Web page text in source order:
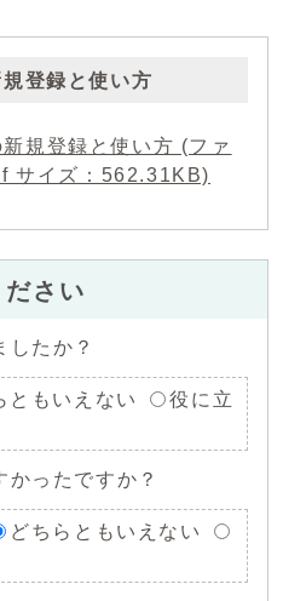
登録と使い方
規登録と使い方 (ファ
サイズ：562.31KB)
ださい
したか？
ともいえない
役に立
かったですか？
どちらともいえない